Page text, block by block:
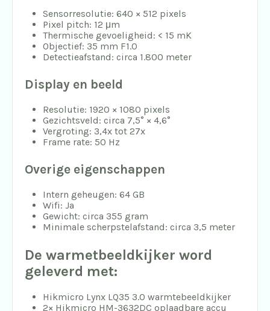
Sensorresolutie: 640 × 512 pixels
Pixel pitch: 12 μm
Thermische gevoeligheid: < 15 mK
Objectief: 35 mm F1.0
Detectieafstand: circa 1.800 meter
Display en beeld
Resolutie: 1920 × 1080 pixels
Gezichtsveld: circa 7,5° × 4,6°
Vergroting: 3,4x tot 27x
Frame rate: 50 Hz
Overige eigenschappen
Intern geheugen: 64 GB
Wifi: Ja
Gewicht: circa 355 gram
Minimale scherpstelafstand: circa 3,5 meter
De warmetbeeldkijker word
geleverd met:
Hikmicro Lynx LQ35 3.0 warmtebeeldkijker
2× Hikmicro HM-3632DC oplaadbare accu